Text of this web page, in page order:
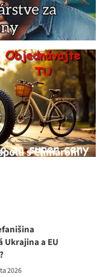
s Chmarom
Ukrajina a EU
2026